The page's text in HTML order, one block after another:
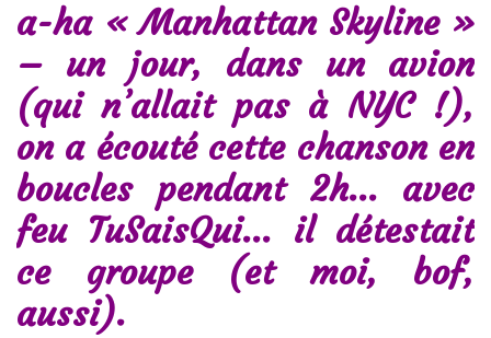
a-ha « Manhattan Skyline »
– un jour, dans un avion
(qui n’allait pas à NYC !),
on a écouté cette chanson en
boucles pendant 2h… avec
feu TuSaisQui… il détestait
ce groupe (et moi, bof,
aussi).